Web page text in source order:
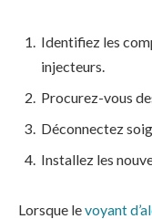
Identifiez les
injecteurs.
Procurez-vous
Déconnectez
Installez les
Lorsque levoyant